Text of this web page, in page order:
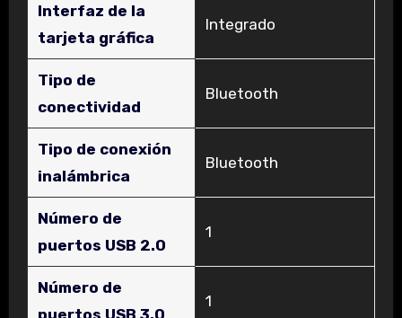
Interfaz de la
tarjeta gráfica
‎Integrado
Tipo de
conectividad
‎Bluetooth
Tipo de conexión
inalámbrica
‎Bluetooth
Número de
puertos USB 2.0
‎1
Número de
puertos USB 3.0
‎1